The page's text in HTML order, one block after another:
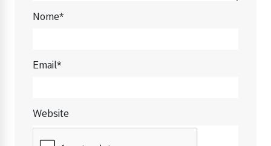
Nome*
Email*
Website